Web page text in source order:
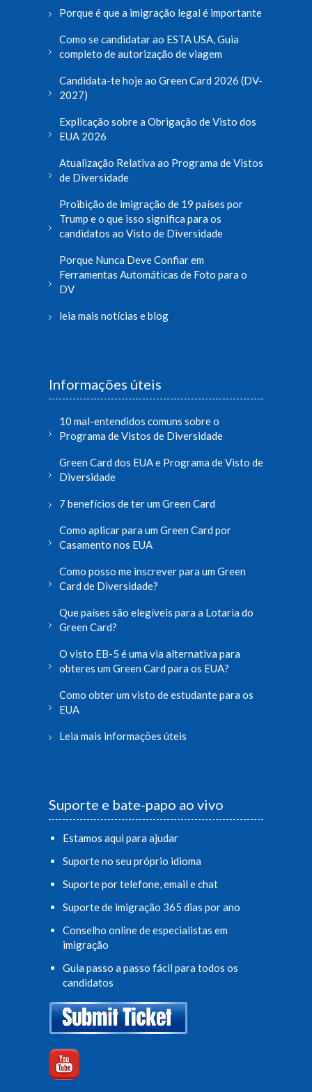
Porque é que a imigração legal é importante
Como se candidatar ao ESTA USA, Guia
completo de autorização de viagem
Candidata-te hoje ao Green Card 2026 (DV-
2027)
Explicação sobre a Obrigação de Visto dos
EUA 2026
Atualização Relativa ao Programa de Vistos
de Diversidade
Proibição de imigração de 19 países por
Trump e o que isso significa para os
candidatos ao Visto de Diversidade
Porque Nunca Deve Confiar em
Ferramentas Automáticas de Foto para o
DV
leia mais notícias e blog
Informações úteis
10 mal-entendidos comuns sobre o
Programa de Vistos de Diversidade
Green Card dos EUA e Programa de Visto de
Diversidade
7 benefícios de ter um Green Card
Como aplicar para um Green Card por
Casamento nos EUA
Como posso me inscrever para um Green
Card de Diversidade?
Que países são elegíveis para a Lotaria do
Green Card?
O visto EB-5 é uma via alternativa para
obteres um Green Card para os EUA?
Como obter um visto de estudante para os
EUA
Leia mais informações úteis
Suporte e bate-papo ao vivo
Estamos aqui para ajudar
Suporte no seu próprio idioma
Suporte por telefone, email e chat
Suporte de imigração 365 dias por ano
Conselho online de especialistas em
imigração
Guia passo a passo fácil para todos os
candidatos